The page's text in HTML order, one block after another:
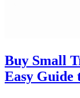
Buy Small
Easy Guide